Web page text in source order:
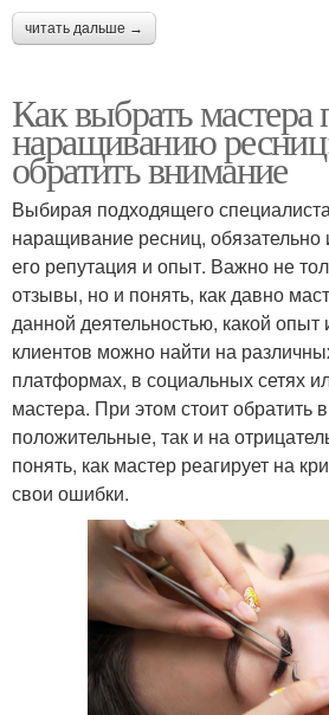
читать дальше →
Как выбрать мастера
наращиванию
обратить внимание
Выбирая подходящего
наращивание ресниц, обязательно
его репутация и опыт. Важно не
отзывы, но и понять, как давно
данной деятельностью, какой
клиентов можно найти на
платформах, в социальных сетях
мастера. При этом стоит обратить
положительные, так и на
понять, как мастер реагирует на
свои ошибки.